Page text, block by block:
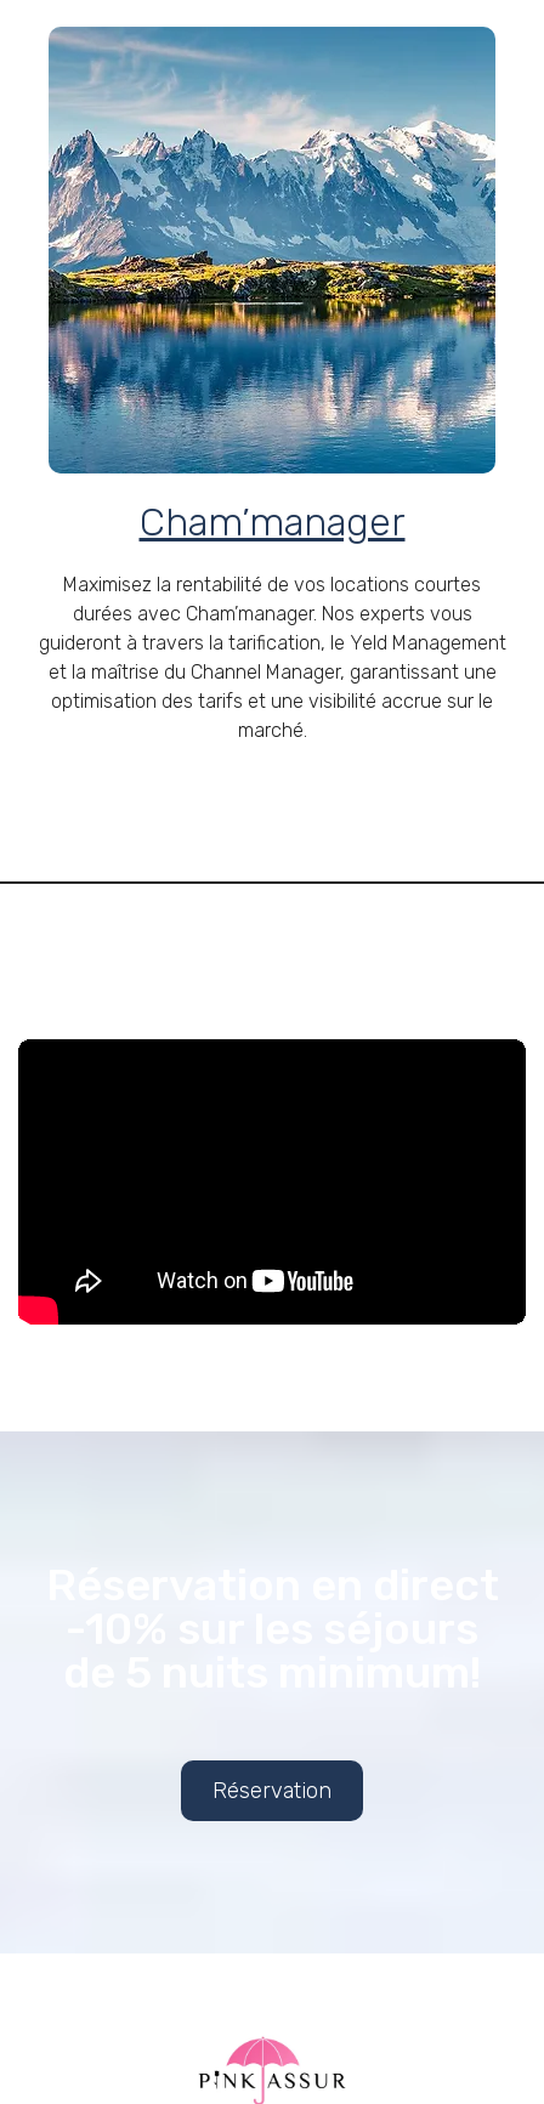
Cham’manager
Maximisez la rentabilité de vos locations courtes
durées avec Cham’manager. Nos experts vous
guideront à travers la tarification, le Yeld Management
et la maîtrise du Channel Manager, garantissant une
optimisation des tarifs et une visibilité accrue sur le
marché.
Réservation